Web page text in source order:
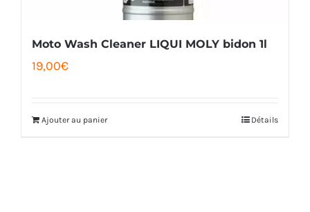
Moto Wash Cleaner LIQUI MOLY bidon 1l
19,00€
Ajouter au panier Détails